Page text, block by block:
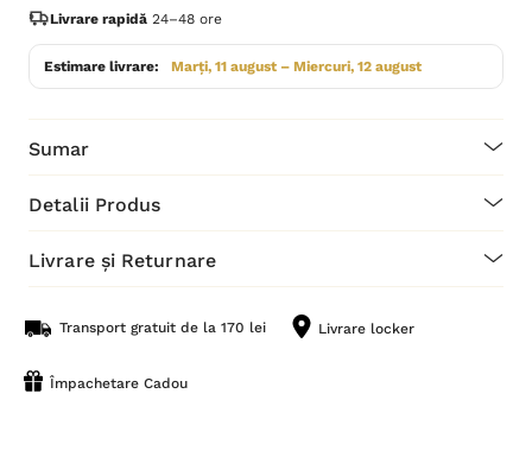
Livrare rapidă 24–48 ore
Estimare livrare: Marți, 11 august – Miercuri, 12 august
Sumar
Detalii Produs
Livrare și Returnare
Transport gratuit de la 170 lei Livrare locker
Împachetare Cadou